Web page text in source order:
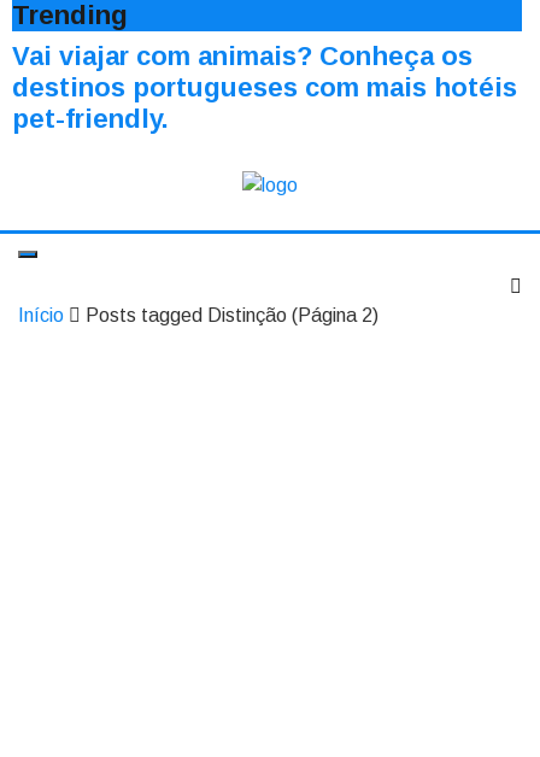
Trending
Vai viajar com animais? Conheça os
destinos portugueses com mais hotéis
pet-friendly.
Início Posts tagged Distinção (Página 2)